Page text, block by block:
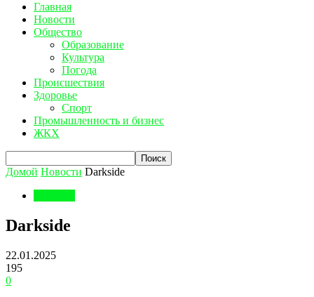
Главная
Новости
Общество
Образование
Культура
Погода
Происшествия
Здоровье
Спорт
Промышленность и бизнес
ЖКХ
Домой Новости Darkside
Darkside
22.01.2025
195
0